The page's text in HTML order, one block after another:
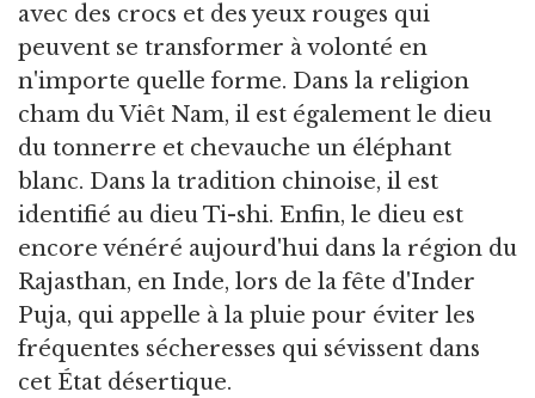
avec des crocs et des yeux rouges qui
peuvent se transformer à volonté en
n'importe quelle forme. Dans la religion
cham du Viêt Nam, il est également le dieu
du tonnerre et chevauche un éléphant
blanc. Dans la tradition chinoise, il est
identifié au dieu Ti-shi. Enfin, le dieu est
encore vénéré aujourd'hui dans la région du
Rajasthan, en Inde, lors de la fête d'Inder
Puja, qui appelle à la pluie pour éviter les
fréquentes sécheresses qui sévissent dans
cet État désertique.